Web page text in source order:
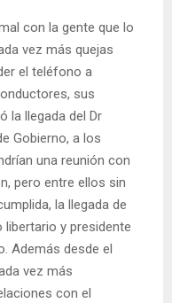
con la gente que lo
vez más quejas
el teléfono a
sus
la llegada del Dr
Gobierno, a los
una reunión con
pero entre ellos sin
la llegada de
libertario y presidente
Además desde el
vez más
con el